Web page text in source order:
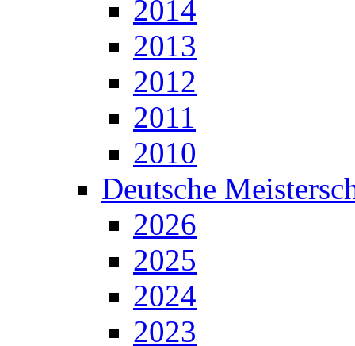
2014
2013
2012
2011
2010
Deutsche
2026
2025
2024
2023